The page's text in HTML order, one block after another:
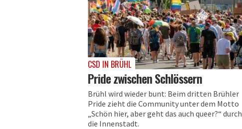
CSD IN BRÜHL
Pride zwischen Schlössern
Brühl wird wieder bunt: Beim dritten Brühler
Pride zieht die Community unter dem Motto
„Schön hier, aber geht das auch queer?“ durch
die Innenstadt.